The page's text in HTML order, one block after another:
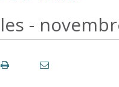
-